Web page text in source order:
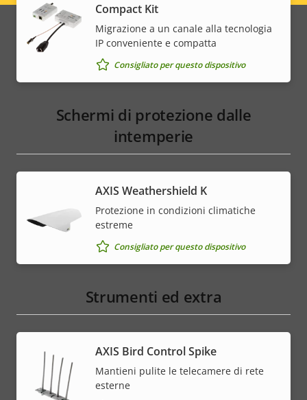
Compact Kit
Migrazione a un canale alla tecnologia
IP conveniente e compatta
Consigliato per questo dispositivo
Schermi di protezione dalle
intemperie
AXIS Weathershield K
Protezione in condizioni climatiche
estreme
Consigliato per questo dispositivo
Strumenti ed extra
AXIS Bird Control Spike
Mantieni pulite le telecamere di rete
esterne
menu